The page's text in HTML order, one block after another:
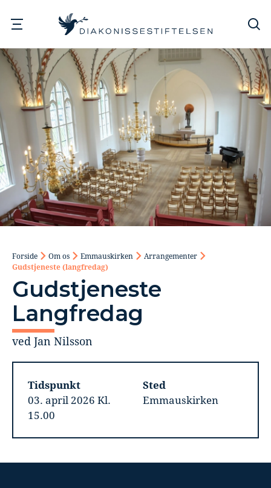
Søg
Forside Om os Emmauskirken
Arrangementer
Gudstjeneste (langfredag)
Gudstjeneste
Langfredag
ved Jan Nilsson
Tidspunkt
03. april 2026 Kl.
15.00
Sted
Emmauskirken